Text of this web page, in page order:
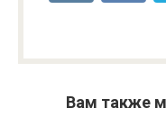
Вам также